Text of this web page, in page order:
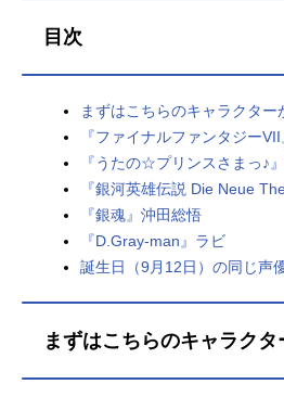
目次
まずはこちらのキャラクター
『ファイナルファンタジー
『うたの☆プリンスさまっ♪
『銀河英雄伝説 Die Neue
『銀魂』沖田総悟
『D.Gray-man』ラビ
誕生日（9月12日）の同じ声
まずはこちらのキャラクタ